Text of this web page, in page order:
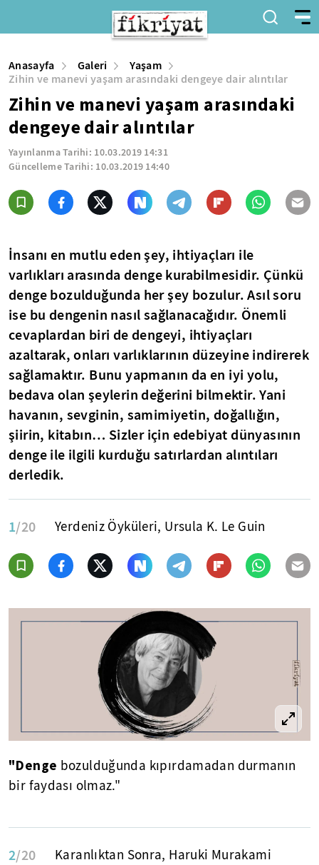
Anasayfa Galeri
Yaşam
Zihin ve manevi yaşam arasındaki dengeye dair alıntılar
Zihin ve manevi yaşam arasındaki
dengeye dair alıntılar
Yayınlanma Tarihi: 10.03.2019 14:31
Güncelleme Tarihi: 10.03.2019 14:40
İnsanı en mutlu eden şey, ihtiyaçları ile
varlıkları arasında denge kurabilmesidir. Çünkü
denge bozulduğunda her şey bozulur. Asıl soru
ise bu dengenin nasıl sağlanacağıdır. Önemli
cevaplardan biri de dengeyi, ihtiyaçları
azaltarak, onları varlıklarının düzeyine indirerek
sağlamaktır. Bunu yapmanın da en iyi yolu,
bedava olan şeylerin değerini bilmektir. Yani
havanın, sevginin, samimiyetin, doğallığın,
şiirin, kitabın… Sizler için edebiyat dünyasının
denge ile ilgili kurduğu satırlardan alıntıları
derledik.
1/20 Yerdeniz Öyküleri, Ursula K. Le Guin
"Denge bozulduğunda kıpırdamadan durmanın
bir faydası olmaz."
2/20 Karanlıktan Sonra, Haruki Murakami